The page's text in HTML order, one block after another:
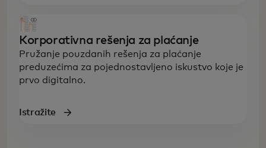
Korporativna rešenja za plaćanje
Pružanje pouzdanih rešenja za plaćanje
preduzećima za pojednostavljeno iskustvo koje je
prvo digitalno.
Istražite